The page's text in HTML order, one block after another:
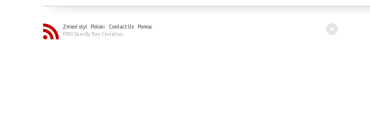
Zmień styl Polski Contact Us
Pomoc
IPB3 Skin By Tom Christian.